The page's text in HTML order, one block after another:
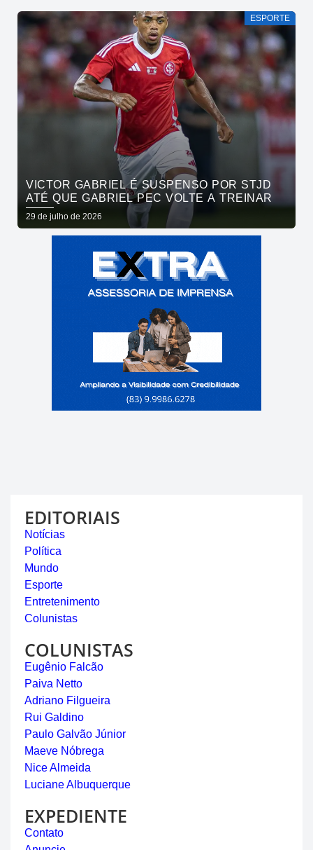
ESPORTE
VICTOR GABRIEL É SUSPENSO POR STJD
ATÉ QUE GABRIEL PEC VOLTE A TREINAR
29 de julho de 2026
EDITORIAIS
Notícias
Política
Mundo
Esporte
Entretenimento
Colunistas
COLUNISTAS
Eugênio Falcão
Paiva Netto
Adriano Filgueira
Rui Galdino
Paulo Galvão Júnior
Maeve Nóbrega
Nice Almeida
Luciane Albuquerque
EXPEDIENTE
Contato